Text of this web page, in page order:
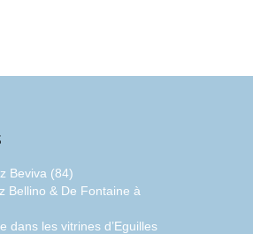
Beviva (84)
Bellino & De Fontaine à
dans les vitrines d’Eguilles